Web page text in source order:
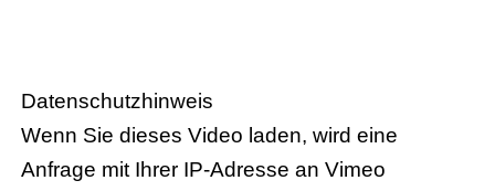
Datenschutzhinweis
Wenn Sie dieses Video laden, wird eine
Anfrage mit Ihrer IP-Adresse an Vimeo